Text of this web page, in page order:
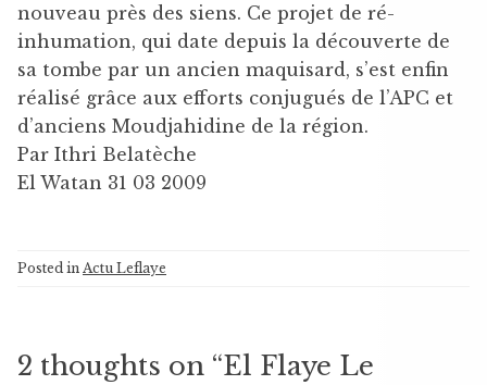
nouveau près des siens. Ce projet de ré-
inhumation, qui date depuis la découverte de
sa tombe par un ancien maquisard, s’est enfin
réalisé grâce aux efforts conjugués de l’APC et
d’anciens Moudjahidine de la région.
Par Ithri Belatèche
El Watan 31 03 2009
Posted in Actu Leflaye
2 thoughts on “El Flaye Le